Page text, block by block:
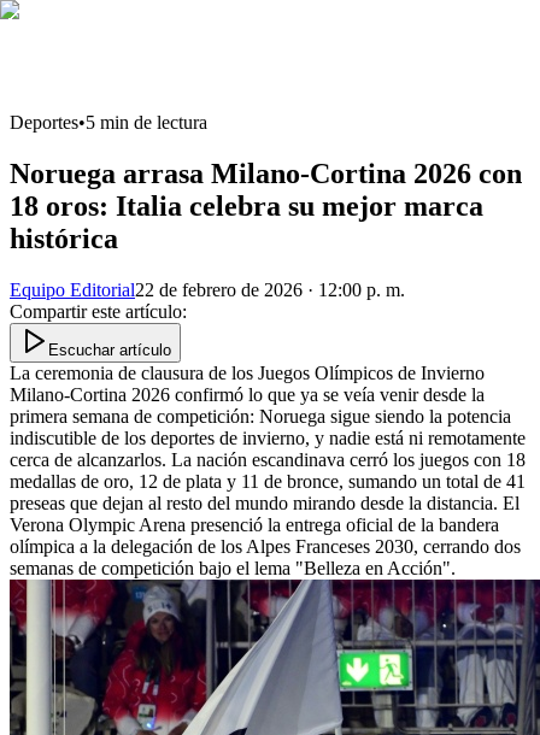
Deportes•5 min de lectura
Noruega arrasa Milano-Cortina 2026 con
18 oros: Italia celebra su mejor marca
histórica
Equipo Editorial22 de febrero de 2026 · 12:00 p. m.
Compartir este artículo:
Escuchar artículo
La ceremonia de clausura de los Juegos Olímpicos de Invierno
Milano-Cortina 2026 confirmó lo que ya se veía venir desde la
primera semana de competición: Noruega sigue siendo la potencia
indiscutible de los deportes de invierno, y nadie está ni remotamente
cerca de alcanzarlos. La nación escandinava cerró los juegos con 18
medallas de oro, 12 de plata y 11 de bronce, sumando un total de 41
preseas que dejan al resto del mundo mirando desde la distancia. El
Verona Olympic Arena presenció la entrega oficial de la bandera
olímpica a la delegación de los Alpes Franceses 2030, cerrando dos
semanas de competición bajo el lema "Belleza en Acción".